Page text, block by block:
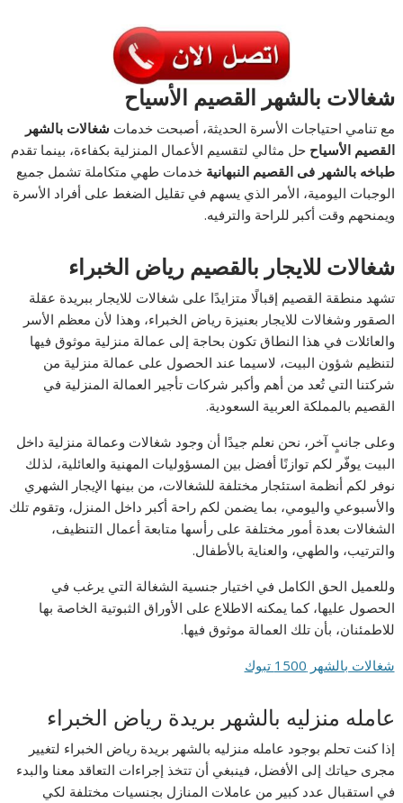
شغالات بالشهر القصيم الأسياح
مع تنامي احتياجات الأسرة الحديثة، أصبحت خدمات شغالات بالشهر
القصيم الأسياح حل مثالي لتقسيم الأعمال المنزلية بكفاءة، بينما تقدم
طباخه بالشهر فى القصيم النبهانية خدمات طهي متكاملة تشمل جميع
الوجبات اليومية، الأمر الذي يسهم في تقليل الضغط على أفراد الأسرة
ويمنحهم وقت أكبر للراحة والترفيه.
شغالات للايجار بالقصيم رياض الخبراء
تشهد منطقة القصيم إقبالًا متزايدًا على شغالات للايجار ببريدة عقلة
الصقور وشغالات للايجار بعنيزة رياض الخبراء، وهذا لأن معظم الأسر
والعائلات في هذا النطاق تكون بحاجة إلى عمالة منزلية موثوق فيها
لتنظيم شؤون البيت، لاسيما عند الحصول على عمالة منزلية من
شركتنا التي تُعد من أهم وأكبر شركات تأجير العمالة المنزلية في
القصيم بالمملكة العربية السعودية.
وعلى جانبٍ آخر، نحن نعلم جيدًا أن وجود شغالات وعمالة منزلية داخل
البيت يوفّر لكم توازنًا أفضل بين المسؤوليات المهنية والعائلية، لذلك
نوفر لكم أنظمة استئجار مختلفة للشغالات، من بينها الإيجار الشهري
والأسبوعي واليومي، بما يضمن لكم راحة أكبر داخل المنزل، وتقوم تلك
الشغالات بعدة أمور مختلفة على رأسها متابعة أعمال التنظيف،
والترتيب، والطهي، والعناية بالأطفال.
وللعميل الحق الكامل في اختيار جنسية الشغالة التي يرغب في
الحصول عليها، كما يمكنه الاطلاع على الأوراق الثبوتية الخاصة بها
للاطمئنان، بأن تلك العمالة موثوق فيها.
شغالات بالشهر 1500 تبوك
عامله منزليه بالشهر بريدة رياض الخبراء
إذا كنت تحلم بوجود عامله منزليه بالشهر بريدة رياض الخبراء لتغيير
مجرى حياتك إلى الأفضل، فينبغي أن تتخذ إجراءات التعاقد معنا والبدء
في استقبال عدد كبير من عاملات المنازل بجنسيات مختلفة لكي